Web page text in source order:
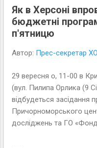
Херсоні,
Як в Херсоні
бюджетні
п'ятницю
Автор: Прес-секретар
29 вересня о, 11-00 в
(вул. Пилипа Орлика (9
відбудеться засідання
Причорноморського
досліджень та ГО